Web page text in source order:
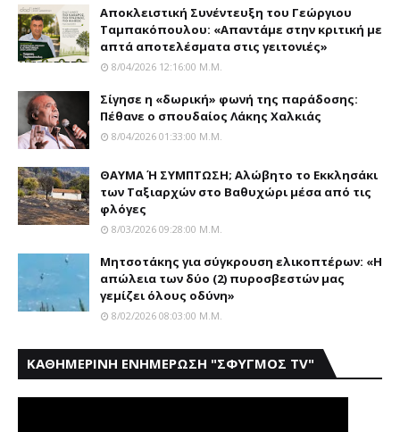
Αποκλειστική Συνέντευξη του Γεώργιου
Ταμπακόπουλου: «Απαντάμε στην κριτική με
απτά αποτελέσματα στις γειτονιές»
8/04/2026 12:16:00 Μ.μ.
Σίγησε η «δωρική» φωνή της παράδοσης:
Πέθανε o σπουδαίος Λάκης Xαλκιάς
8/04/2026 01:33:00 Μ.μ.
ΘΑΥΜΑ Ή ΣΥΜΠΤΩΣΗ; Aλώβητο το Eκκλησάκι
των Tαξιαρχών στο Bαθυχώρι μέσα από τις
φλόγες
8/03/2026 09:28:00 Μ.μ.
Μητσοτάκης για σύγκρουση ελικοπτέρων: «Η
απώλεια των δύο (2) πυροσβεστών μας
γεμίζει όλους οδύνη»
8/02/2026 08:03:00 Μ.μ.
ΚΑΘΗΜΕΡΙΝΗ ΕΝΗΜΕΡΩΣΗ "ΣΦΥΓΜΟΣ TV"